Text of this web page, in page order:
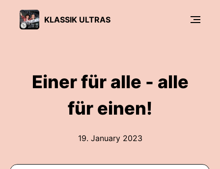
KLASSIK ULTRAS
Einer für alle - alle
für einen!
19. January 2023